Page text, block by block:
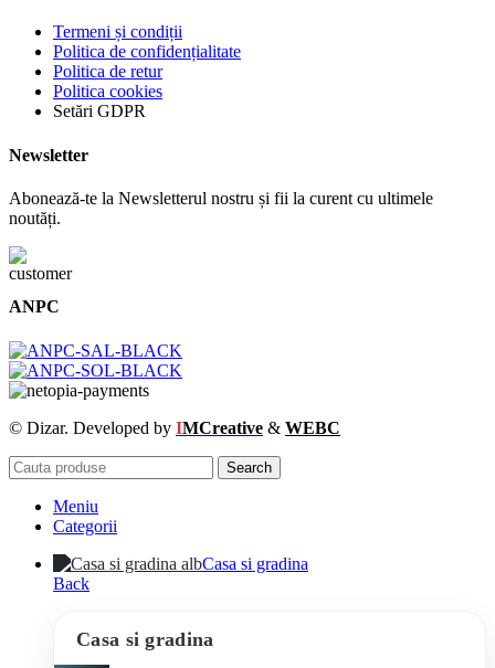
Termeni și condiții
Politica de confidențialitate
Politica de retur
Politica cookies
Setări GDPR
Newsletter
Abonează-te la Newsletterul nostru și fii la curent cu ultimele
noutăți.
ANPC
© Dizar. Developed by IMCreative & WEBC
Search
Meniu
Categorii
Casa si gradina
Back
Casa si gradina